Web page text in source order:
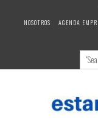
NOSOTROS
AGENDA